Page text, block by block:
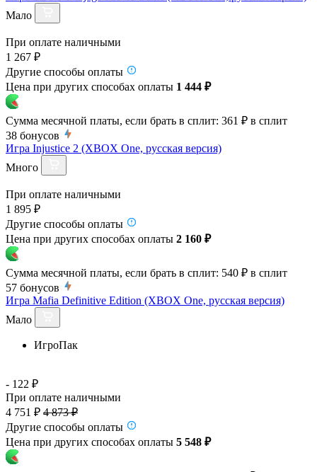
Мало
При оплате наличными
1 267 ₽
Другие способы оплаты
Цена при других способах оплаты 1 444 ₽
Сумма месячной платы, если брать в сплит: 361 ₽ в сплит
38 бонусов
Игра Injustice 2 (XBOX One, русская версия)
Много
При оплате наличными
1 895 ₽
Другие способы оплаты
Цена при других способах оплаты 2 160 ₽
Сумма месячной платы, если брать в сплит: 540 ₽ в сплит
57 бонусов
Игра Mafia Definitive Edition (XBOX One, русская версия)
Мало
ИгроПак
- 122 ₽
При оплате наличными
4 751 ₽ 4 873 ₽
Другие способы оплаты
Цена при других способах оплаты 5 548 ₽